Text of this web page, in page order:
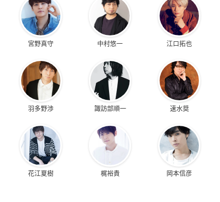
宮野真守 中村悠一 江口拓也
羽多野渉 諏訪部順一 速水奨
花江夏樹 梶裕貴 岡本信彦